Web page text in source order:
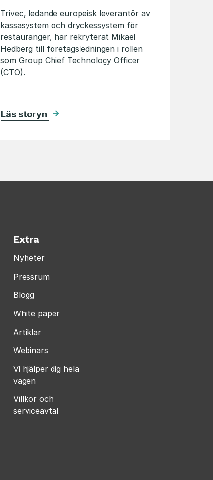
Trivec, ledande europeisk leverantör av
kassasystem och dryckessystem för
restauranger, har rekryterat Mikael
Hedberg till företagsledningen i rollen
som Group Chief Technology Officer
(CTO).
Läs storyn
Extra
Nyheter
Pressrum
Blogg
White paper
Artiklar
Webinars
Vi hjälper dig hela
vägen
Villkor och
serviceavtal